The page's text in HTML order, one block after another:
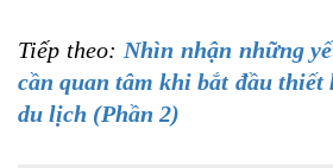
Tiếp theo: Nhìn nhận những
cần quan tâm khi bắt đầu thiết
du lịch (Phần 2)